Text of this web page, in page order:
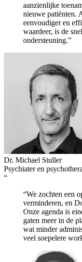
aanzienlijke
nieuwe patiënten.
eenvoudiger en
waardeer, is de
ondersteuning.”
Dr. Michael Stuller
Psychiater en
“
“We zochten een
verminderen, en
Onze agenda is
gaten meer in de
wat minder
veel soepelere